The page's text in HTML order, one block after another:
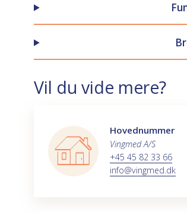
Vil du vide mere?
Hovednummer
Vingmed A/S
+45 45 82 33 66
info@vingmed.dk